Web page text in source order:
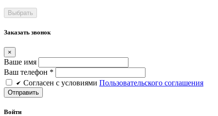
Заказать звонок
×
Ваше имя
Ваш телефон *
Cогласен c условиями Пользовательского соглашения
Войти